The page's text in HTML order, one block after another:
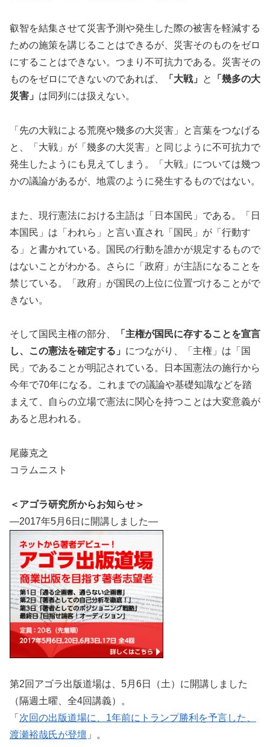
叡智を結集させて災害予測や発生した際の被害を軽減する
ための施策を講じることはできるが、災害そのものをゼロ
にすることはできない。つまり不可抗力である。災害その
ものをゼロにできないのであれば、
「大戦」 と
「幾多の大
災害」 は同列には扱えない。
「先の大戦による荒廃や幾多の大災害」と言葉をつなげる
と、「大戦」が「幾多の大災害」と同じように不可抗力で
発生したようにも見えてしまう。「大戦」については幾つ
かの議論があるが、地震のように発生するものではない。
また、現行憲法における主語は「日本国民」である。「日
本国民」は「われら」と言い直され「国民」が「行動す
る」と書かれている。国民の行動を誰かが規定するもので
はないことがわかる。さらに「政府」が主語になることを
禁じている。「政府」が国民の上位に位置づけることがで
きない。
そして国民主権の部分、
「主権が国民に存することを宣言
し、この憲法を確定する」 につながり、「主権」は「国
民」であることが明記されている。日本国憲法の施行から
今年で70年になる。これまでの議論や基礎知識などを踏
まえて、自らの立場で憲法に関心を持つことは大変意義が
あると思われる。
尾藤克之
コラムニスト
＜アゴラ研究所からお知らせ＞
―2017年5月6日に開講しました―
第2回アゴラ出版道場は、5月6日（土）に開講しました
（隔週土曜、全4回講義）。
「 次回の出版道場に、1年前にトランプ勝利を予言した、
渡瀬裕哉氏が登壇 」。